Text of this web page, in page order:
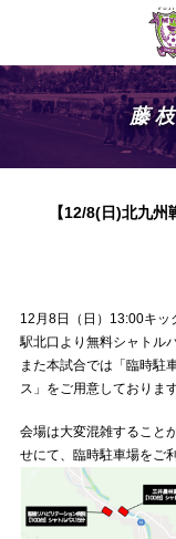
藤
【12/8(日)北九
12月8日（日）13:00キッ
駅北口より無料シャトル
また本試合では「臨時駐
ス」をご用意しております
会場は大変混雑すること
せにて、臨時駐車場をご